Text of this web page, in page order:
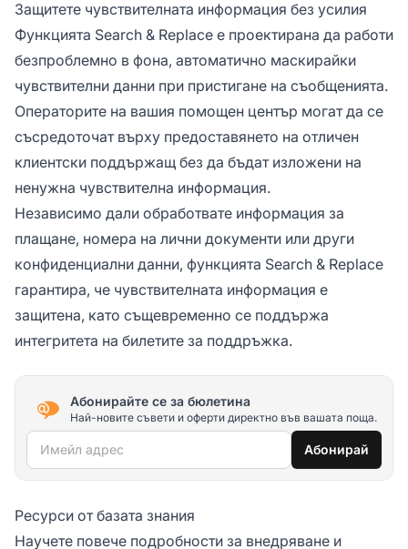
Защитете чувствителната информация без усилия
Функцията Search & Replace е проектирана да работи
безпроблемно в фона, автоматично маскирайки
чувствителни данни при пристигане на съобщенията.
Операторите на вашия помощен център могат да се
съсредоточат върху предоставянето на отличен
клиентски поддържащ без да бъдат изложени на
ненужна чувствителна информация.
Независимо дали обработвате информация за
плащане, номера на лични документи или други
конфиденциални данни, функцията Search & Replace
гарантира, че чувствителната информация е
защитена, като същевременно се поддържа
интегритета на билетите за поддръжка.
Абонирайте се за бюлетина
Най-новите съвети и оферти директно във вашата поща.
Имейл адрес Абонирай
Ресурси от базата знания
Научете повече подробности за внедряване и